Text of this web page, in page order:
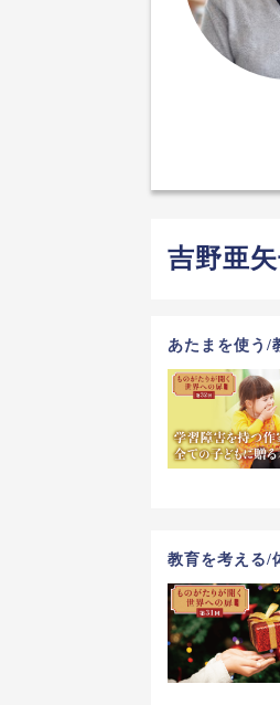
吉野亜
あたまを使う/
教育を考える/